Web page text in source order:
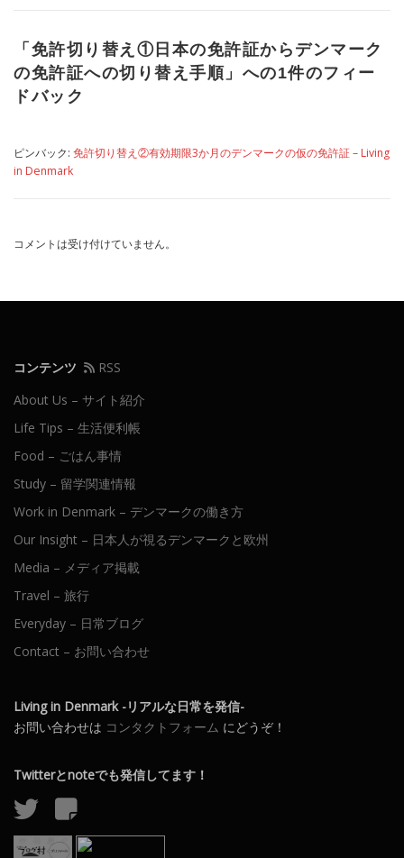
「 免許切り替え①日本の免許証からデンマーク
の免許証への切り替え手順 」への1件のフィー
ドバック
ピンバック: 免許切り替え②有効期限3か月のデンマークの仮の免許証 – Living
in Denmark
コメントは受け付けていません。
コンテンツ
RSS
About Us – サイト紹介
Life Tips – 生活便利帳
Food – ごはん事情
Study – 留学関連情報
Work in Denmark – デンマークの働き方
Our Insight – 日本人が視るデンマークと欧州
Media – メディア掲載
Travel – 旅行
Everyday – 日常ブログ
Contact – お問い合わせ
Living in Denmark -リアルな日常を発信-
お問い合わせは コンタクトフォーム にどうぞ！
Twitterとnoteでも発信してます！